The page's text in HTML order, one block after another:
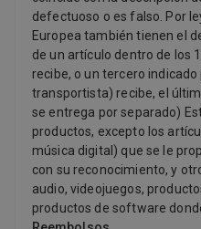
defectuoso o es falso. Por
Europea también tienen el
de un artículo dentro de los
recibe, o un tercero indicado
transportista) recibe, el
se entrega por separado)
productos, excepto los
música digital) que se le
con su reconocimiento, y
audio, videojuegos,
productos de software